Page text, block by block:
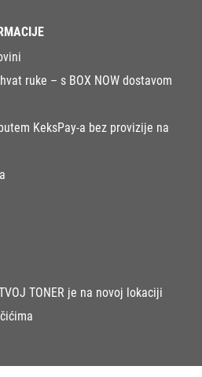
ruke – s BOX NOW dostavom
KeksPay-a bez provizije na
TONER je na novoj lokaciji